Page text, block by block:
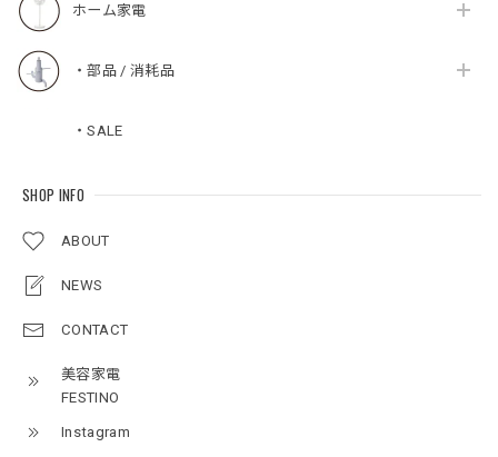
ホーム家電
・部品 / 消耗品
・SALE
SHOP INFO
ABOUT
NEWS
CONTACT
美容家電
FESTINO
Instagram